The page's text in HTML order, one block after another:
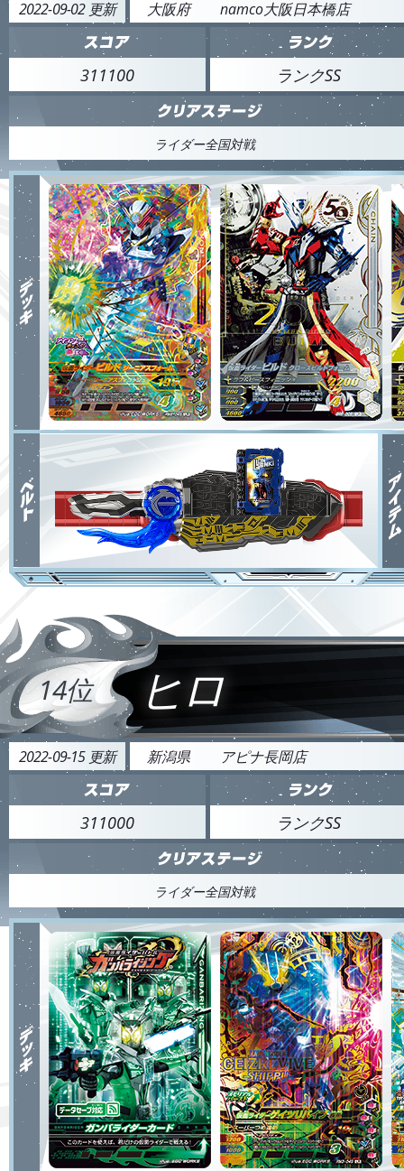
2022-09-02 更新 大阪府 namco大阪日本橋店
311100 ランクSS
ライダー全国対戦
14位 ヒロ
2022-09-15 更新 新潟県 アピナ長岡店
311000 ランクSS
ライダー全国対戦